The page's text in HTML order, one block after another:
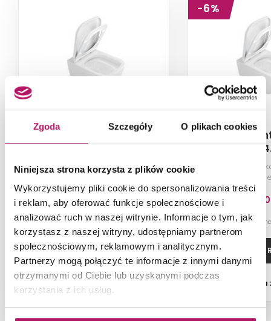
Zgoda Szczegóły O plikach cookies
Niniejsza strona korzysta z plików cookie
Wykorzystujemy pliki cookie do spersonalizowania treści
i reklam, aby oferować funkcje społecznościowe i
analizować ruch w naszej witrynie. Informacje o tym, jak
korzystasz z naszej witryny, udostępniamy partnerom
społecznościowym, reklamowym i analitycznym.
Partnerzy mogą połączyć te informacje z innymi danymi
otrzymanymi od Ciebie lub uzyskanymi podczas
korzystania z ich usług.
Excellent Ness
CENL.3509.500.WH
Bezrantowa miska wisząca WC z
1 000,00 PLN
DODAJ DO KOSZYKA
-6%
Bezrantowa
bez
-6% od 794,80 PLN
ZOBACZ